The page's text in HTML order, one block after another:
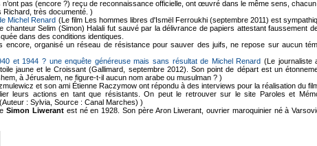
n’ont pas (encore ?) reçu de reconnaissance officielle, ont œuvré dans le même sens,
Richard, très documenté. )
Michel Renard (Le film Les hommes libres d'Ismël Ferroukhi (septembre 2011) est
Selim (Simon) Halali fut sauvé par la délivrance de papiers attestant faussement
dans des conditions identiques.
organisé un réseau de résistance pour sauver des juifs, ne repose sur aucun
et 1944 ? une enquête généreuse mais sans résultat de Michel Renard (Le journaliste
jaune et le Croissant (Gallimard, septembre 2012). Son point de départ est un
à Jérusalem, ne figure-t-il aucun nom arabe ou musulman ? )
et son ami Étienne Raczymow ont répondu à des interviews pour la réalisation du
leurs actions en tant que résistants. On peut le retrouver sur le site Paroles et
: Sylvia, Source : Canal Marches) )
Simon Liwerantest né en 1928. Son père Aron Liwerant, ouvrier maroquinier né à